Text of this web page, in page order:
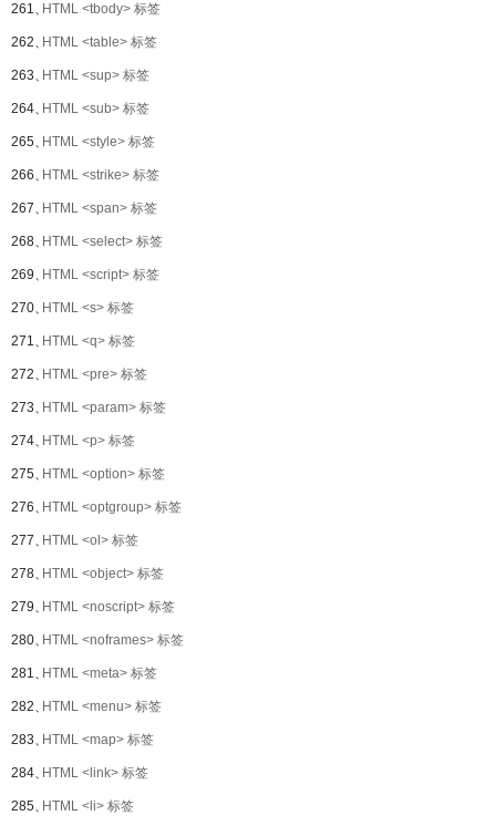
261、HTML <tbody> 标签
262、HTML <table> 标签
263、HTML <sup> 标签
264、HTML <sub> 标签
265、HTML <style> 标签
266、HTML <strike> 标签
267、HTML <span> 标签
268、HTML <select> 标签
269、HTML <script> 标签
270、HTML <s> 标签
271、HTML <q> 标签
272、HTML <pre> 标签
273、HTML <param> 标签
274、HTML <p> 标签
275、HTML <option> 标签
276、HTML <optgroup> 标签
277、HTML <ol> 标签
278、HTML <object> 标签
279、HTML <noscript> 标签
280、HTML <noframes> 标签
281、HTML <meta> 标签
282、HTML <menu> 标签
283、HTML <map> 标签
284、HTML <link> 标签
285、HTML <li> 标签